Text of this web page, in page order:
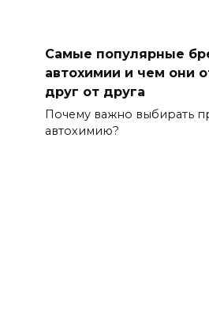
Самые популярные
автохимии и чем они
друг от друга
Почему важно выбирать
автохимию?